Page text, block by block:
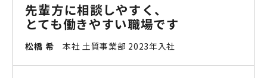
先輩方に相談しやすく、
とても働きやすい職場です
松橋 希 本社 土質事業部 2023年入社